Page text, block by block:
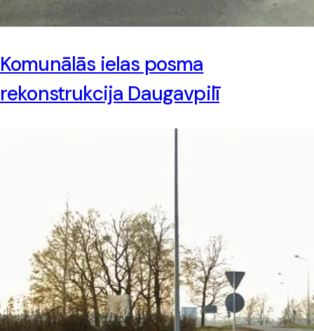
Komunālās ielas posma
rekonstrukcija Daugavpilī